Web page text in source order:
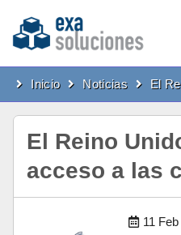
Inicio Noticias El
El Reino
acceso a las
11